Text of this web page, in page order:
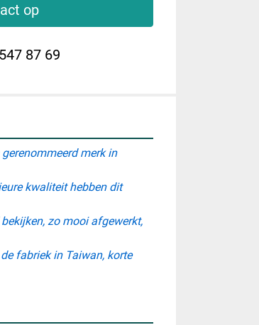
op
87 69
merk in
kwaliteit hebben dit
zo mooi afgewerkt,
fabriek in Taiwan, korte